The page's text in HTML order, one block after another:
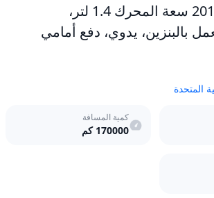
فيات 500 عام 2013 سعة المحرك 1.4 لتر،
بالبنزين، يدوي، دفع أمامي
المتحدة
كمية المسافة
170000 كم